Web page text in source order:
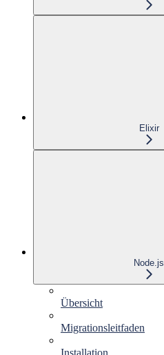
Elixir
Node.js
Übersicht
Migrationsleitfaden
Installation